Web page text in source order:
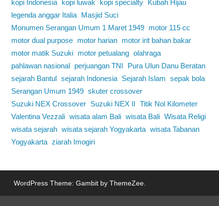
kopi Indonesia
kopi luwak kopi specialty
Kubah Hijau
legenda anggar Italia
Masjid Suci
Monumen Serangan Umum 1 Maret 1949
motor 115 cc
motor dual purpose
motor harian
motor irit bahan bakar
motor matik Suzuki
motor petualang olahraga
pahlawan nasional
perjuangan TNI
Pura Ulun Danu Beratan
sejarah Bantul sejarah Indonesia Sejarah Islam sepak bola
Serangan Umum 1949 skuter crossover
Suzuki NEX Crossover
Suzuki NEX II Titik Nol Kilometer
Valentina Vezzali wisata alam Bali wisata Bali Wisata Religi
wisata sejarah wisata sejarah Yogyakarta wisata Tabanan
Yogyakarta ziarah Imogiri
WordPress Theme: Gambit by ThemeZee.